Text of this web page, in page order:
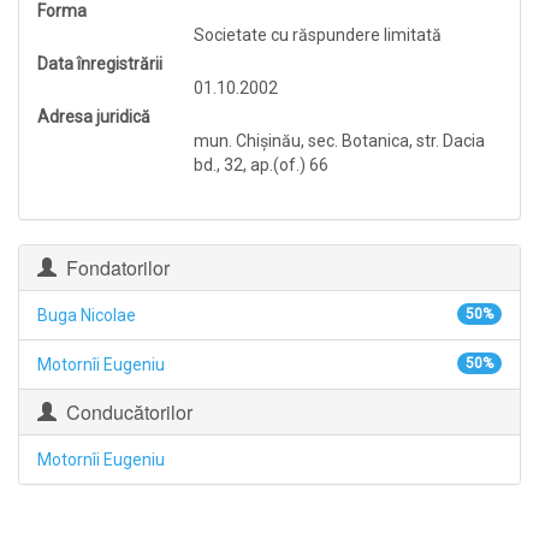
Forma
Societate cu răspundere limitată
Data înregistrării
01.10.2002
Adresa juridică
mun. Chişinău, sec. Botanica, str. Dacia
bd., 32, ap.(of.) 66
Fondatorilor
Buga Nicolae 50%
Motornîi Eugeniu 50%
Conducătorilor
Motornîi Eugeniu